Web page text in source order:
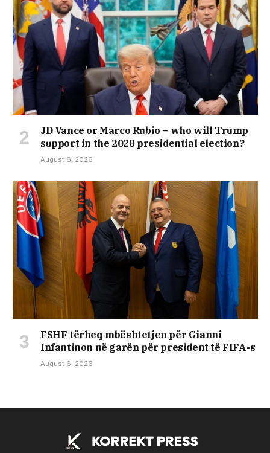
JD Vance or Marco Rubio – who will Trump
support in the 2028 presidential election?
August 6, 2026
FSHF tërheq mbështetjen për Gianni
Infantinon në garën për president të FIFA-s
August 6, 2026